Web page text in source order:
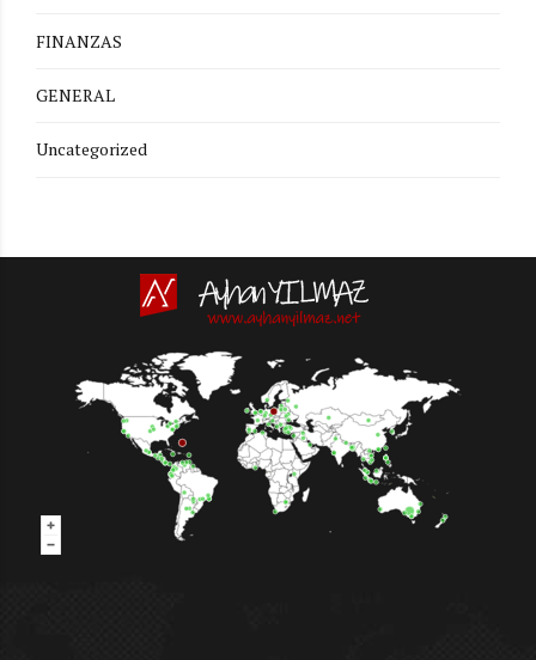
FINANZAS
GENERAL
Uncategorized